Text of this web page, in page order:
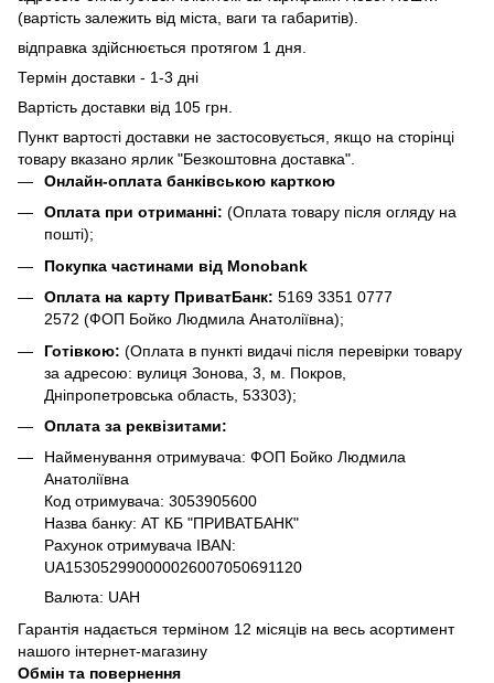
(вартість залежить від міста, ваги та габаритів).
відправка здійснюється протягом 1 дня.
Термін доставки - 1-3 дні
Вартість доставки від 105 грн.
Пункт вартості доставки не застосовується, якщо на сторінці
товару вказано ярлик "Безкоштовна доставка".
Онлайн-оплата банківською карткою
Оплата при отриманні: (Оплата товару після огляду на
пошті);
Покупка частинами від Monobank
Оплата на карту ПриватБанк: 5169 3351 0777
2572 (ФОП Бойко Людмила Анатоліївна);
Готівкою: (Оплата в пункті видачі після перевірки товару
за адресою: вулиця Зонова, 3, м. Покров,
Дніпропетровська область, 53303);
Оплата за реквізитами:
Найменування отримувача: ФОП Бойко Людмила
Анатоліївна
Код отримувача: 3053905600
Назва банку: АТ КБ "ПРИВАТБАНК"
Рахунок отримувача IBAN:
UA153052990000026007050691120
Валюта: UAH
Гарантія надається терміном 12 місяців на весь асортимент
нашого інтернет-магазину
Обмін та повернення